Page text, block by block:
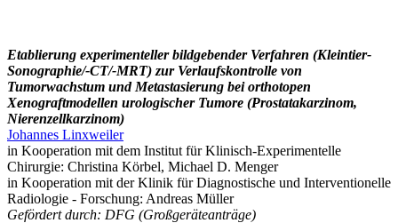
Etablierung experimenteller bildgebender Verfahren (Kleintier-
Sonographie/-CT/-MRT) zur Verlaufskontrolle von
Tumorwachstum und Metastasierung bei orthotopen
Xenograftmodellen urologischer Tumore (Prostatakarzinom,
Nierenzellkarzinom)
Johannes Linxweiler
in Kooperation mit dem Institut für Klinisch-Experimentelle
Chirurgie: Christina Körbel, Michael D. Menger
in Kooperation mit der Klinik für Diagnostische und Interventionelle
Radiologie - Forschung: Andreas Müller
Gefördert durch: DFG (Großgeräteanträge)